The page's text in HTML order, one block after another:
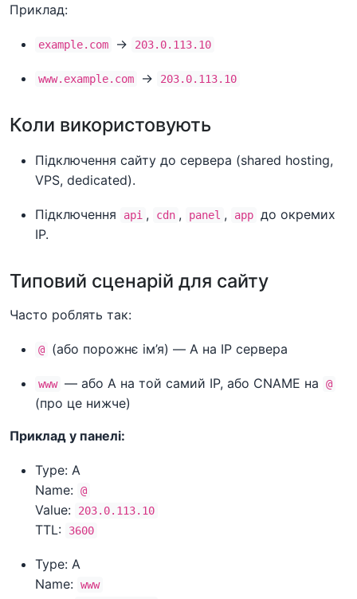
Приклад:
example.com → 203.0.113.10
www.example.com → 203.0.113.10
Коли використовують
Підключення сайту до сервера (shared hosting,
VPS, dedicated).
Підключення api , cdn , panel , app до окремих
IP.
Типовий сценарій для сайту
Часто роблять так:
@ (або порожнє ім’я) — A на IP сервера
www — або A на той самий IP, або CNAME на @
(про це нижче)
Приклад у панелі:
Type: A
Name: @
Value: 203.0.113.10
TTL: 3600
Type: A
Name: www